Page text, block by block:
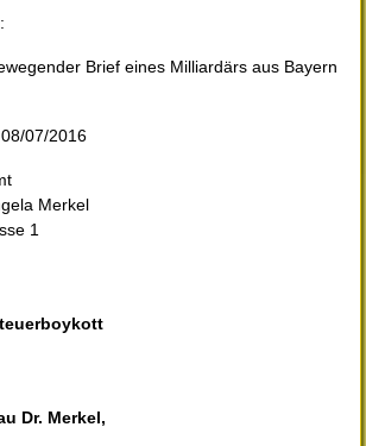
Brief eines Milliardärs aus Bayern
07/2016
Merkel
1
Dr. Merkel,